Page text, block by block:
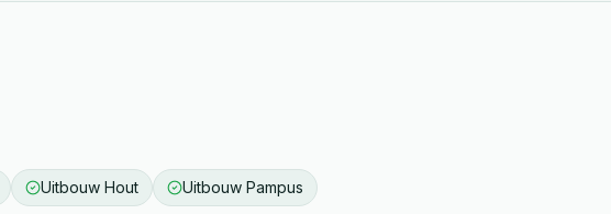
Uitbouw Hout Uitbouw Pampus